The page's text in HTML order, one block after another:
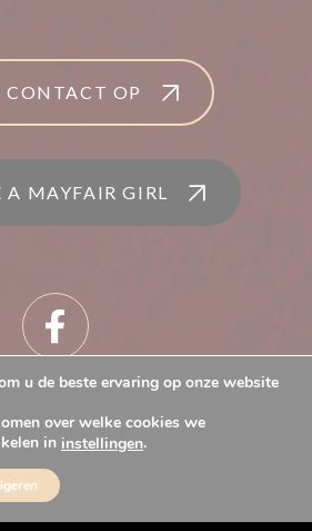
CONTACT OP
A MAYFAIR GIRL
Mayfair
beoordelingen
u de beste ervaring op onze website
over welke cookies we
in instellingen.